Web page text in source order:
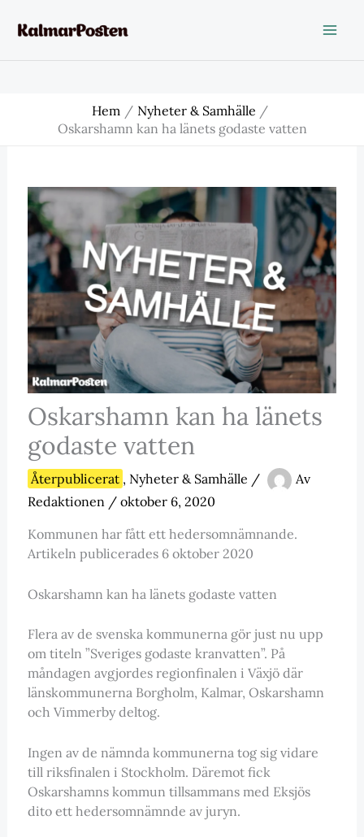
Hem
Nyheter & Samhälle
Oskarshamn kan ha länets godaste vatten
Oskarshamn kan ha länets
godaste vatten
Återpublicerat , Nyheter & Samhälle /
Av
Redaktionen / oktober 6, 2020
Kommunen har fått ett hedersomnämnande.
Artikeln publicerades 6 oktober 2020
Oskarshamn kan ha länets godaste vatten
Flera av de svenska kommunerna gör just nu upp
om titeln ”Sveriges godaste kranvatten”. På
måndagen avgjordes regionfinalen i Växjö där
länskommunerna Borgholm, Kalmar, Oskarshamn
och Vimmerby deltog.
Ingen av de nämnda kommunerna tog sig vidare
till riksfinalen i Stockholm. Däremot fick
Oskarshamns kommun tillsammans med Eksjös
dito ett hedersomnämnde av juryn.